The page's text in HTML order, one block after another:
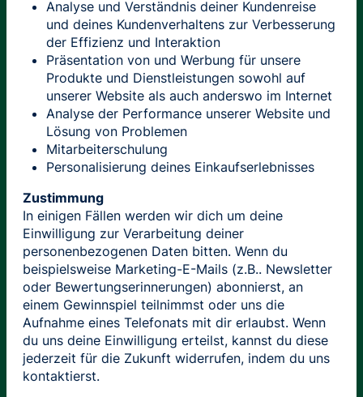
Analyse und Verständnis deiner Kundenreise
und deines Kundenverhaltens zur Verbesserung
der Effizienz und Interaktion
Präsentation von und Werbung für unsere
Produkte und Dienstleistungen sowohl auf
unserer Website als auch anderswo im Internet
Analyse der Performance unserer Website und
Lösung von Problemen
Mitarbeiterschulung
Personalisierung deines Einkaufserlebnisses
Zustimmung
In einigen Fällen werden wir dich um deine
Einwilligung zur Verarbeitung deiner
personenbezogenen Daten bitten. Wenn du
beispielsweise Marketing-E-Mails (z.B.. Newsletter
oder Bewertungserinnerungen) abonnierst, an
einem Gewinnspiel teilnimmst oder uns die
Aufnahme eines Telefonats mit dir erlaubst. Wenn
du uns deine Einwilligung erteilst, kannst du diese
jederzeit für die Zukunft widerrufen, indem du uns
kontaktierst.